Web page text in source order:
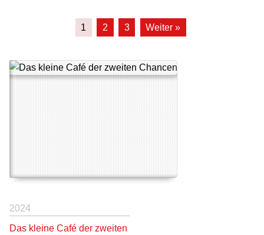
1 2 3 Weiter »
2024
Das kleine Café der zweiten